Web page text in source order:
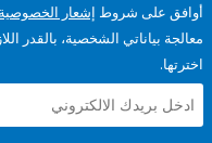
شروطإشعار الخصوصيةوأوافق
الشخصية، بالقدر اللازم،